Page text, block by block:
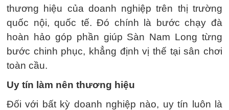
thương hiệu của doanh nghiệp trên thị trường
quốc nội, quốc tế. Đó chính là bước chạy đà
hoàn hảo góp phần giúp Sàn Nam Long từng
bước chinh phục, khẳng định vị thế tại sân chơi
toàn cầu.
Uy tín làm nên thương hiệu
Đối với bất kỳ doanh nghiệp nào, uy tín luôn là